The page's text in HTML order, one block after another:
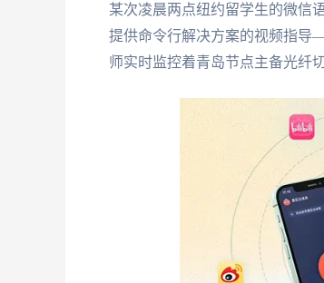
某次凌晨两点纽约留学生的微信
提供命令行解决方案的视频指导
师实时监控着青岛节点主备光纤